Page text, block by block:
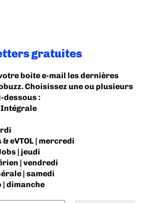
gratuites
boite e-mail les dernières
Choisissez une ou plusieurs
dessous :
eVTOL | mercredi
| jeudi
| vendredi
| samedi
| dimanche